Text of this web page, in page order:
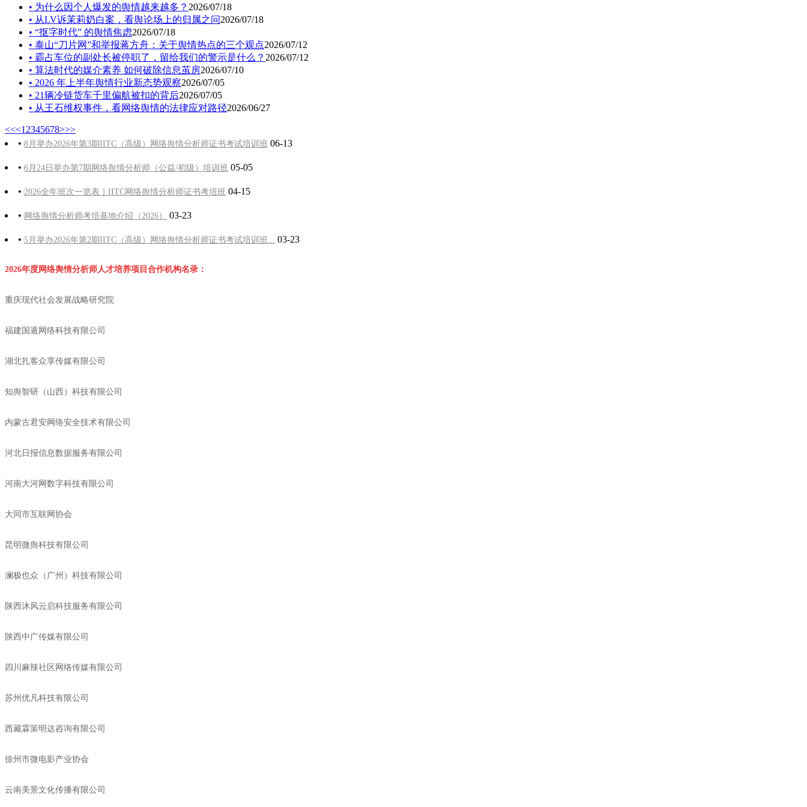
• 为什么因个人爆发的舆情越来越多？ 2026/07/18
• 从LV诉茉莉奶白案，看舆论场上的归属之问2026/07/18
• “抠字时代” 的舆情焦虑2026/07/18
• 泰山“刀片网”和举报蒋方舟：关于舆情热点的三个观点2026/07/12
• 霸占车位的副处长被停职了，留给我们的警示是什么？ 2026/07/12
• 算法时代的媒介素养 如何破除信息茧房2026/07/10
• 2026 年上半年舆情行业新态势观察2026/07/05
• 21辆冷链货车千里偏航被扣的背后2026/07/05
• 从王石维权事件，看网络舆情的法律应对路径2026/06/27
<<<12345678>>>
• 8月举办2026年第3期IITC（高级）网络舆情分析师证书考试培训班 06-13
• 6月24日举办第7期网络舆情分析师（公益/初级）培训班 05-05
• 2026全年班次一览表｜IITC网络舆情分析师证书考培班 04-15
• 网络舆情分析师考培基地介绍（2026） 03-23
• 5月举办2026年第2期IITC（高级）网络舆情分析师证书考试培训班... 03-23
2026年度网络舆情分析师人才培养项目合作机构名录：
重庆现代社会发展战略研究院
福建国遁网络科技有限公司
湖北扎客众享传媒有限公司
知舆智研（山西）科技有限公司
内蒙古君安网络安全技术有限公司
河北日报信息数据服务有限公司
河南大河网数字科技有限公司
大同市互联网协会
昆明微舆科技有限公司
澜极也众（广州）科技有限公司
陕西沐风云启科技服务有限公司
陕西中广传媒有限公司
四川麻辣社区网络传媒有限公司
苏州优凡科技有限公司
西藏霖策明达咨询有限公司
徐州市微电影产业协会
云南美景文化传播有限公司